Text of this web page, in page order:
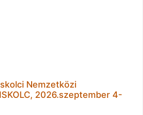
Nemzetközi
2026.szeptember 4-